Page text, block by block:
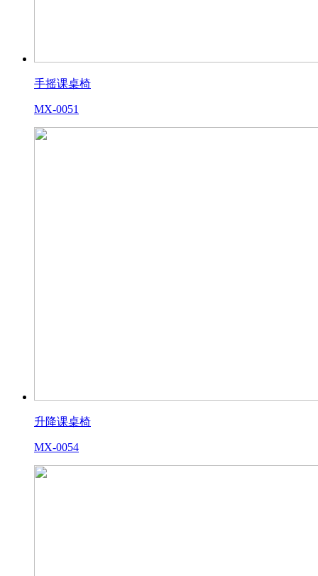
手摇课桌椅
MX-0051
升降课桌椅
MX-0054